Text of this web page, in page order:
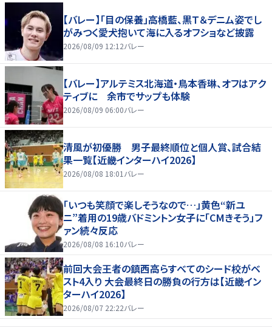
【バレー】「目の保養」高橋藍、黒Ｔ＆デニム姿でし
がみつく愛犬抱いて海に入るオフショなど披露
2026/08/09 12:12バレー
【バレー】アルテミス北海道・鳥本香琳、オフはアク
ティブに 余市でサップも体験
2026/08/09 06:00バレー
清風が初優勝 男子最終順位と個人賞、試合結
果一覧【近畿インターハイ2026】
2026/08/08 18:01 バレー
「いつも笑顔で楽しそうなので…」黄色“新ユ
ニ”着用の19歳バドミントン女子に「CMきそう」フ
ァン続々反応
2026/08/08 16:10バレー
前回大会王者の鎮西高らすべてのシード校がベ
スト4入り 大会最終日の勝負の行方は【近畿イン
ターハイ2026】
2026/08/07 22:22バレー